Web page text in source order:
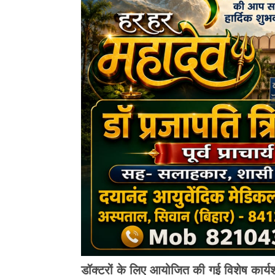
डॉक्टरों के लिए आयोजित की गई विशेष